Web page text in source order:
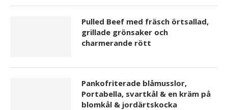
Pulled Beef med fräsch örtsallad,
grillade grönsaker och
charmerande rött
Pankofriterade blåmusslor,
Portabella, svartkål & en kräm på
blomkål & jordärtskocka